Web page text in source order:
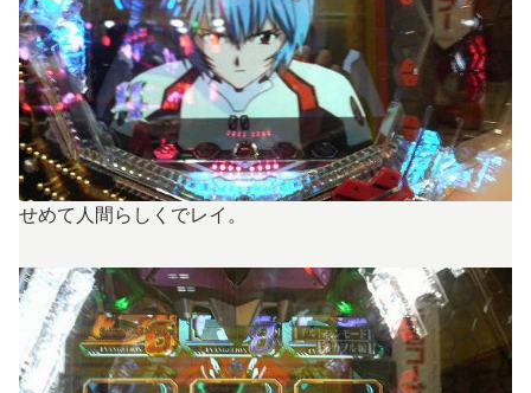
せめて人間らしくでレイ。